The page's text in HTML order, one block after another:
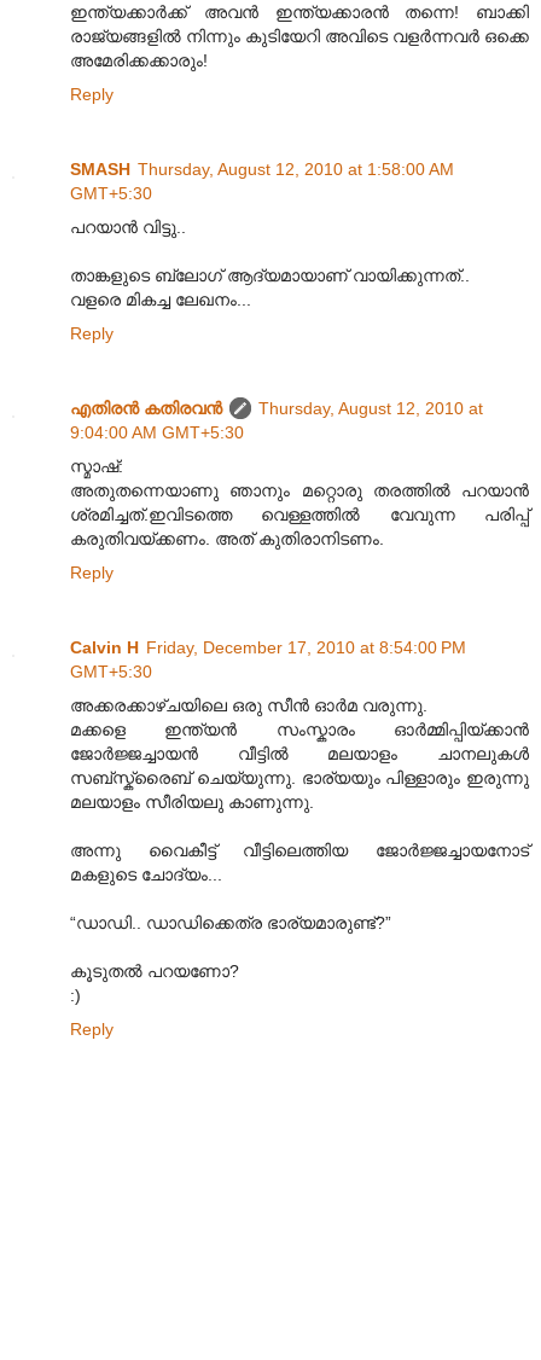
ഇന്ത്യക്കാര്‍ക്ക് അവന്‍ ഇന്ത്യക്കാരന്‍ തന്നെ! ബാക്കി
രാജ്യങ്ങളില്‍ നിന്നും കുടിയേറി അവിടെ വളര്‍ന്നവര്‍ ഒക്കെ
അമേരിക്കക്കാരും!
Reply
SMASH Thursday, August 12, 2010 at 1:58:00 AM
GMT+5:30
പറയാന്‍ വിട്ടു..
താങ്കളുടെ ബ്ലോഗ് ആദ്യമായാണ്‌ വായിക്കുന്നത്..
വളരെ മികച്ച ലേഖനം...
Reply
എതിരന്‍ കതിരവന്‍
Thursday, August 12, 2010 at
9:04:00 AM GMT+5:30
സ്മാഷ്:
അതുതന്നെയാണു ഞാനും മറ്റൊരു തരത്തിൽ പറയാൻ
ശ്രമിച്ചത്.ഇവിടത്തെ വെള്ളത്തിൽ വേവുന്ന പരിപ്പ്
കരുതിവയ്ക്കണം. അത് കുതിരാനിടണം.
Reply
Calvin H Friday, December 17, 2010 at 8:54:00 PM
GMT+5:30
അക്കരക്കാഴ്ചയിലെ ഒരു സീൻ ഓർമ വരുന്നു.
മക്കളെ ഇന്ത്യൻ സംസ്കാരം ഓർമ്മിപ്പിയ്ക്കാൻ
ജോർജ്ജച്ചായൻ വീട്ടിൽ മലയാളം ചാനലുകൾ
സബ്സ്ക്രൈബ് ചെയ്യുന്നു. ഭാര്യയും പിള്ളാരും ഇരുന്നു
മലയാളം സീരിയലു കാണുന്നു.
അന്നു വൈകീട്ട് വീട്ടിലെത്തിയ ജോർജ്ജച്ചായനോട്
മകളുടെ ചോദ്യം...
“ഡാഡി.. ഡാഡിക്കെത്ര ഭാര്യമാരുണ്ട്?”
കൂടുതൽ പറയണോ?
:)
Reply